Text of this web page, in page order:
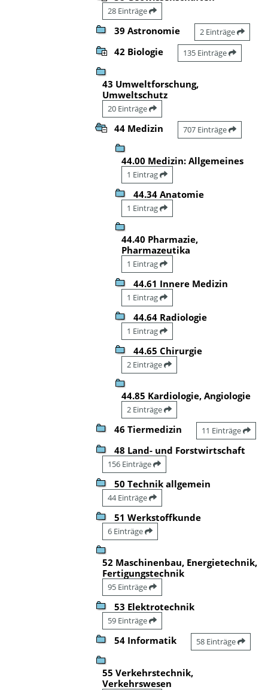
28 Einträge
39 Astronomie 2 Einträge
42 Biologie 135 Einträge
43 Umweltforschung,
Umweltschutz
20 Einträge
44 Medizin 707 Einträge
44.00 Medizin: Allgemeines
1 Eintrag
44.34 Anatomie
1 Eintrag
44.40 Pharmazie,
Pharmazeutika
1 Eintrag
44.61 Innere Medizin
1 Eintrag
44.64 Radiologie
1 Eintrag
44.65 Chirurgie
2 Einträge
44.85 Kardiologie, Angiologie
2 Einträge
46 Tiermedizin 11 Einträge
48 Land- und Forstwirtschaft
156 Einträge
50 Technik allgemein
44 Einträge
51 Werkstoffkunde
6 Einträge
52 Maschinenbau, Energietechnik,
Fertigungstechnik
95 Einträge
53 Elektrotechnik
59 Einträge
54 Informatik 58 Einträge
55 Verkehrstechnik,
Verkehrswesen